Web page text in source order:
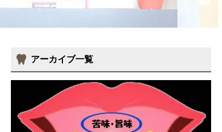
アーカイブ一覧